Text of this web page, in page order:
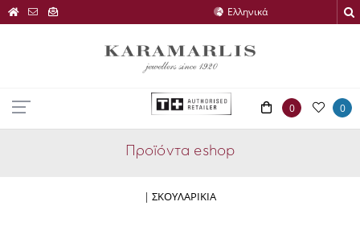
0 0
Προϊόντα eshop
| ΣΚΟΥΛΑΡΙΚΙΑ